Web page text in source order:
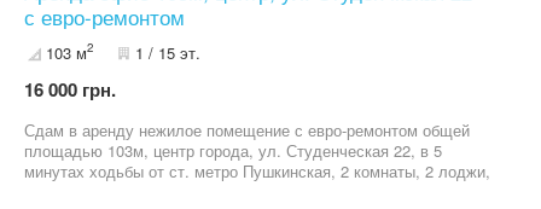
с евро-ремонтом
103 м2 1 / 15 эт.
16 000 грн.
Сдам в аренду нежилое помещение с евро-ремонтом общей
площадью 103м, центр города, ул. Студенческая 22, в 5
минутах ходьбы от ст. метро Пушкинская, 2 комнаты, 2 лоджи,